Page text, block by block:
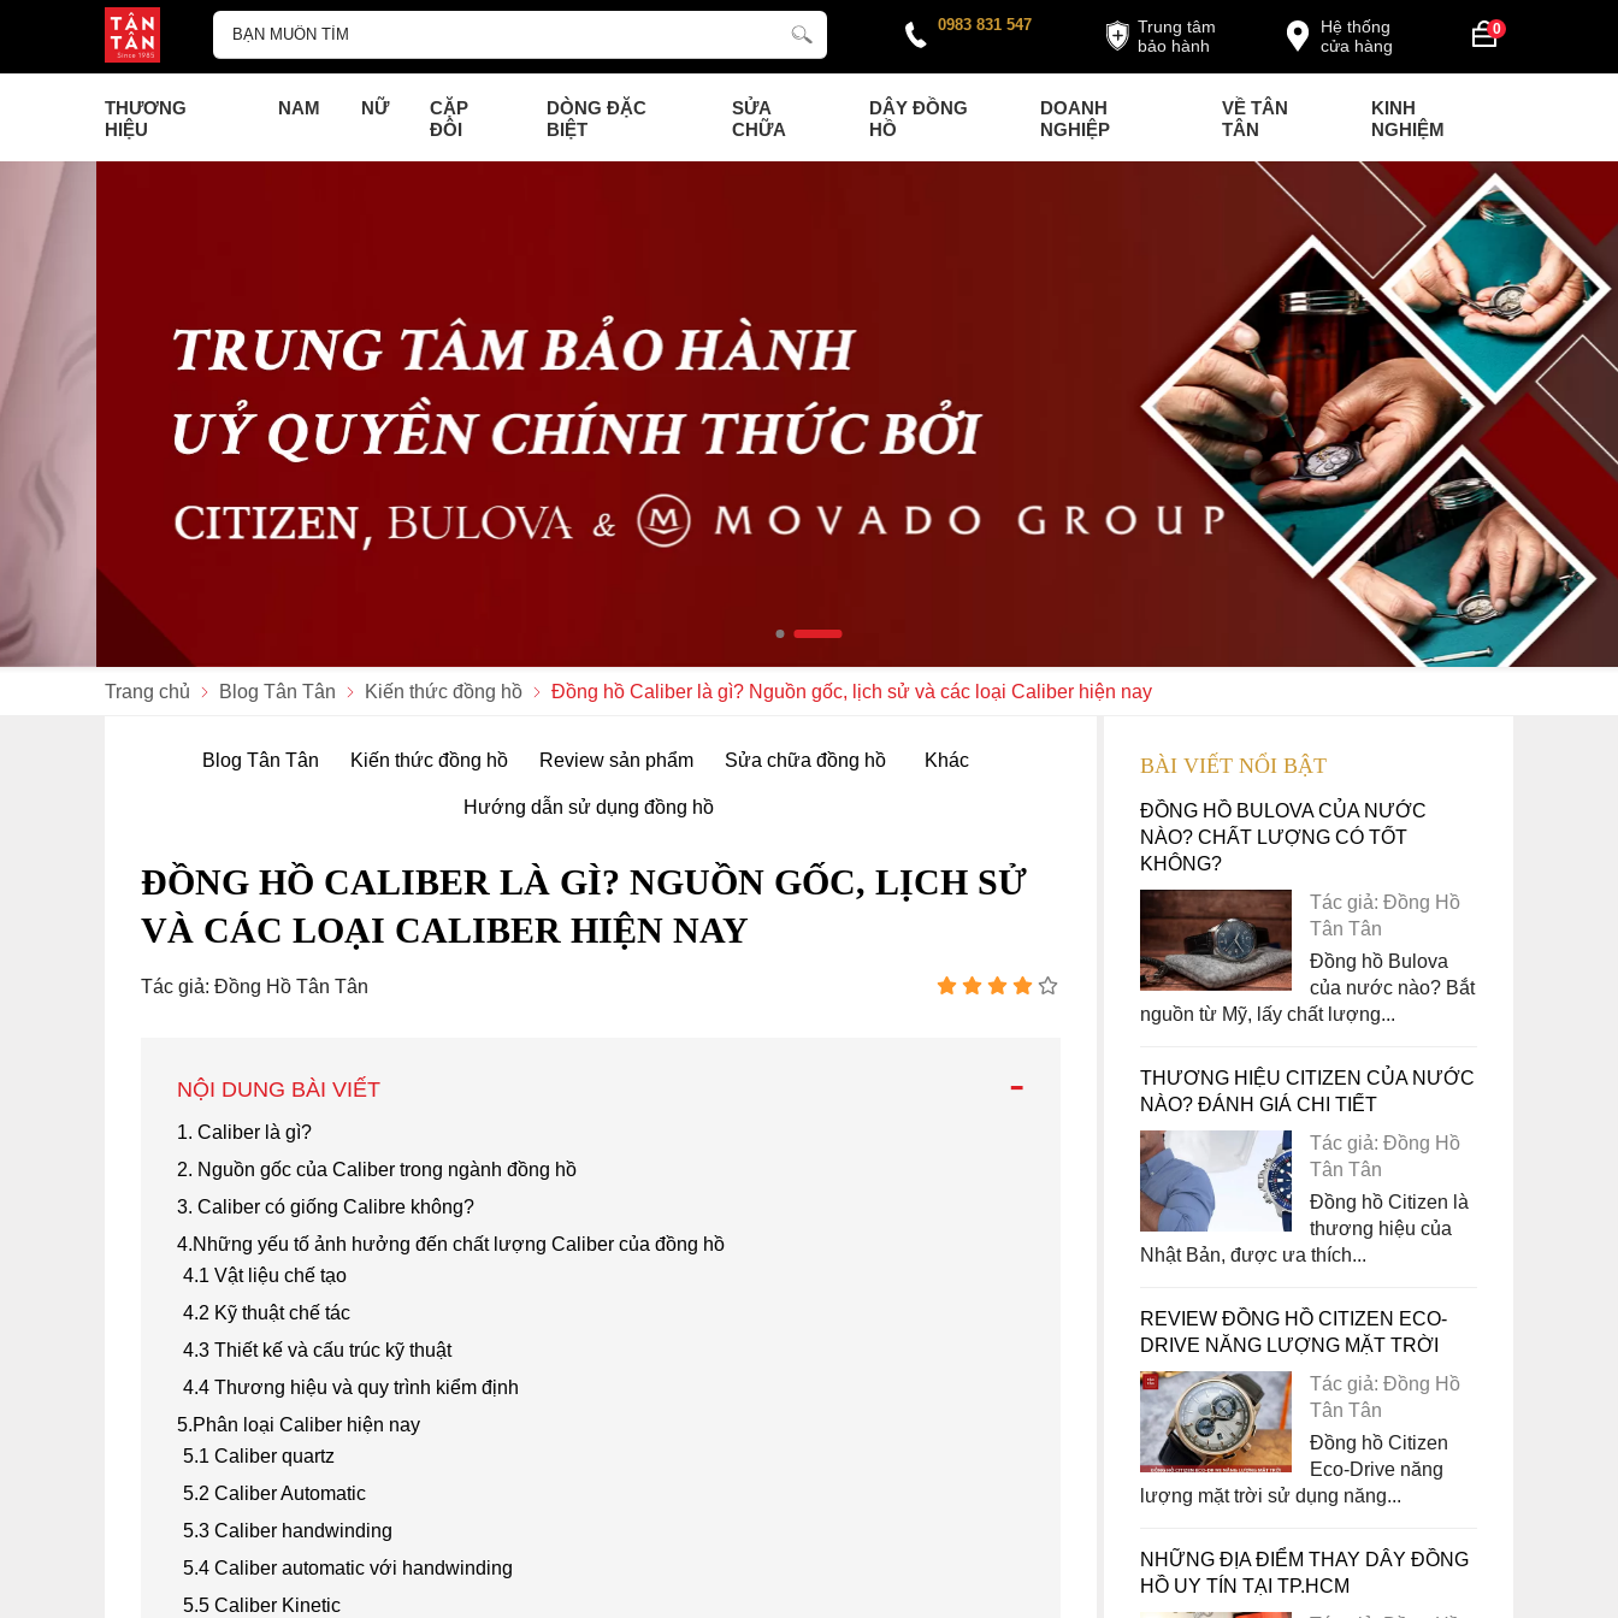
0
Hệ thống
cửa hàng
Trung tâm
bảo hành
0983 831 547
THƯƠNG
HIỆU
NAM NỮ
CẶP
ĐÔI
DÒNG ĐẶC
BIỆT
SỬA
CHỮA
DÂY ĐỒNG
HỒ
DOANH
NGHIỆP
VỀ TÂN
TÂN
KINH
NGHIỆM
Trang chủ Blog Tân Tân Kiến thức đồng hồ Đồng hồ Caliber là gì? Nguồn gốc, lịch sử và các loại Caliber hiện nay
Blog Tân Tân Kiến thức đồng hồ Review sản phẩm Sửa chữa đồng hồ Khác
Hướng dẫn sử dụng đồng hồ
ĐỒNG HỒ CALIBER LÀ GÌ? NGUỒN GỐC, LỊCH SỬ
VÀ CÁC LOẠI CALIBER HIỆN NAY
Tác giả: Đồng Hồ Tân Tân
-
NỘI DUNG BÀI VIẾT
1. Caliber là gì?
2. Nguồn gốc của Caliber trong ngành đồng hồ
3. Caliber có giống Calibre không?
4.Những yếu tố ảnh hưởng đến chất lượng Caliber của đồng hồ
4.1 Vật liệu chế tạo
4.2 Kỹ thuật chế tác
4.3 Thiết kế và cấu trúc kỹ thuật
4.4 Thương hiệu và quy trình kiểm định
5.Phân loại Caliber hiện nay
5.1 Caliber quartz
5.2 Caliber Automatic
5.3 Caliber handwinding
5.4 Caliber automatic với handwinding
5.5 Caliber Kinetic
BÀI VIẾT NỔI BẬT
ĐỒNG HỒ BULOVA CỦA NƯỚC
NÀO? CHẤT LƯỢNG CÓ TỐT
KHÔNG?
Tác giả: Đồng Hồ
Tân Tân
Đồng hồ Bulova
của nước nào? Bắt
nguồn từ Mỹ, lấy chất lượng...
THƯƠNG HIỆU CITIZEN CỦA NƯỚC
NÀO? ĐÁNH GIÁ CHI TIẾT
Tác giả: Đồng Hồ
Tân Tân
Đồng hồ Citizen là
thương hiệu của
Nhật Bản, được ưa thích...
REVIEW ĐỒNG HỒ CITIZEN ECO-
DRIVE NĂNG LƯỢNG MẶT TRỜI
Tác giả: Đồng Hồ
Tân Tân
Đồng hồ Citizen
Eco-Drive năng
lượng mặt trời sử dụng năng...
NHỮNG ĐỊA ĐIỂM THAY DÂY ĐỒNG
HỒ UY TÍN TẠI TP.HCM